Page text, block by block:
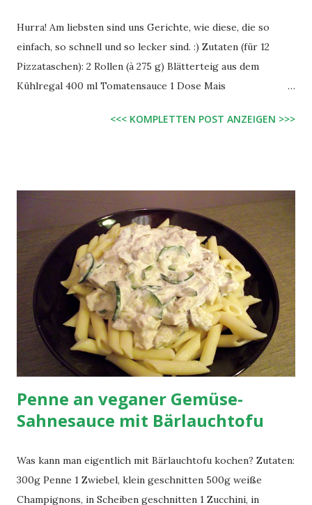
Hurra! Am liebsten sind uns Gerichte, wie diese, die so
einfach, so schnell und so lecker sind. :) Zutaten (für 12
Pizzataschen): 2 Rollen (à 275 g) Blätterteig aus dem
Kühlregal 400 ml Tomatensauce 1 Dose Mais
Paprikafüllung, halbiert Zubereitung: Blätterteig entrollen
Diagonale zusammenklappen und die Ränder vorsichtig
etwas verkneten. Die gefüllten Blätterteige mit etwas
Wasser bestreichen und für ca. 15 Minuten in den auf 200° C
vorgeheizten Ofen geben. Es empfiehlt sich, den Teig gut
im Auge zu behalten, da er innerhalb von wenigen Minuten
die Farbe von gold- zu dunkelbraun bis schwarz wechseln
kann.
<<< KOMPLETTEN POST ANZEIGEN >>>
Penne an veganer Gemüse-
Sahnesauce mit Bärlauchtofu
Was kann man eigentlich mit Bärlauchtofu kochen? Zutaten:
300g Penne 1 Zwiebel, klein geschnitten 500g weiße
Champignons, in Scheiben geschnitten 1 Zucchini, in